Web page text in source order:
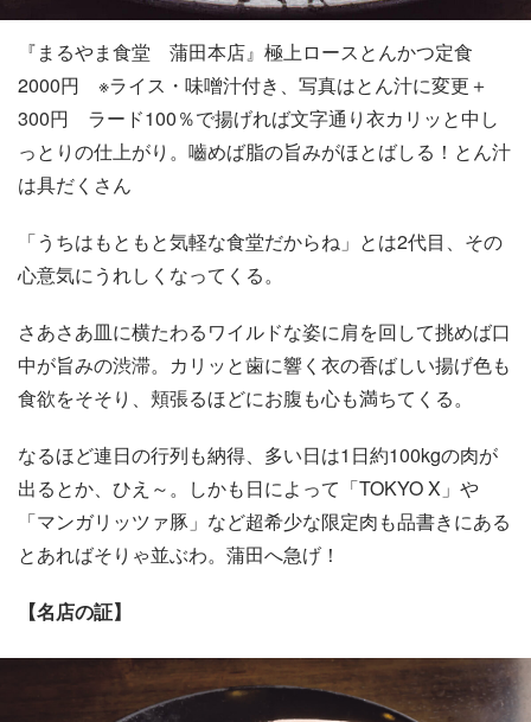
『まるやま食堂 蒲田本店』極上ロースとんかつ定食
2000円 ※ライス・味噌汁付き、写真はとん汁に変更＋
300円 ラード100％で揚げれば文字通り衣カリッと中し
っとりの仕上がり。嚙めば脂の旨みがほとばしる！とん汁
は具だくさん
「うちはもともと気軽な食堂だからね」とは2代目、その
心意気にうれしくなってくる。
さあさあ皿に横たわるワイルドな姿に肩を回して挑めば口
中が旨みの渋滞。カリッと歯に響く衣の香ばしい揚げ色も
食欲をそそり、頬張るほどにお腹も心も満ちてくる。
なるほど連日の行列も納得、多い日は1日約100kgの肉が
出るとか、ひえ～。しかも日によって「TOKYO X」や
「マンガリッツァ豚」など超希少な限定肉も品書きにある
とあればそりゃ並ぶわ。蒲田へ急げ！
【名店の証】